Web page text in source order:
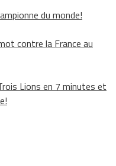
du monde!
contre la France au
Lions en 7 minutes et